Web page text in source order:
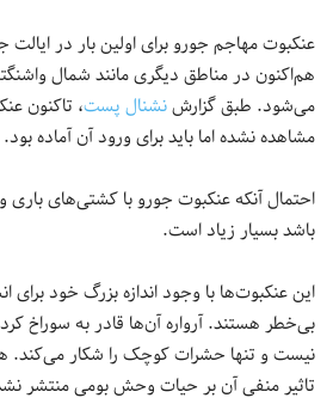
عنکبوت مهاجم جورو برای اولین بار در
هم‌اکنون در مناطق دیگری مانند شمال
می‌شود. طبق گزارشنشنال پست، تاکنون
مشاهده نشده اما باید برای ورود آن آماده بود.
احتمال آنکه عنکبوت جورو با کشتی‌های باری
باشد بسیار زیاد است.
این عنکبوت‌ها با وجود اندازه بزرگ خود برای
بی‌خطر هستند. آرواره آن‌ها قادر به سوراخ
نیست و تنها حشرات کوچک را شکار می‌کند.
تاثیر منفی آن بر حیات وحش بومی منتشر